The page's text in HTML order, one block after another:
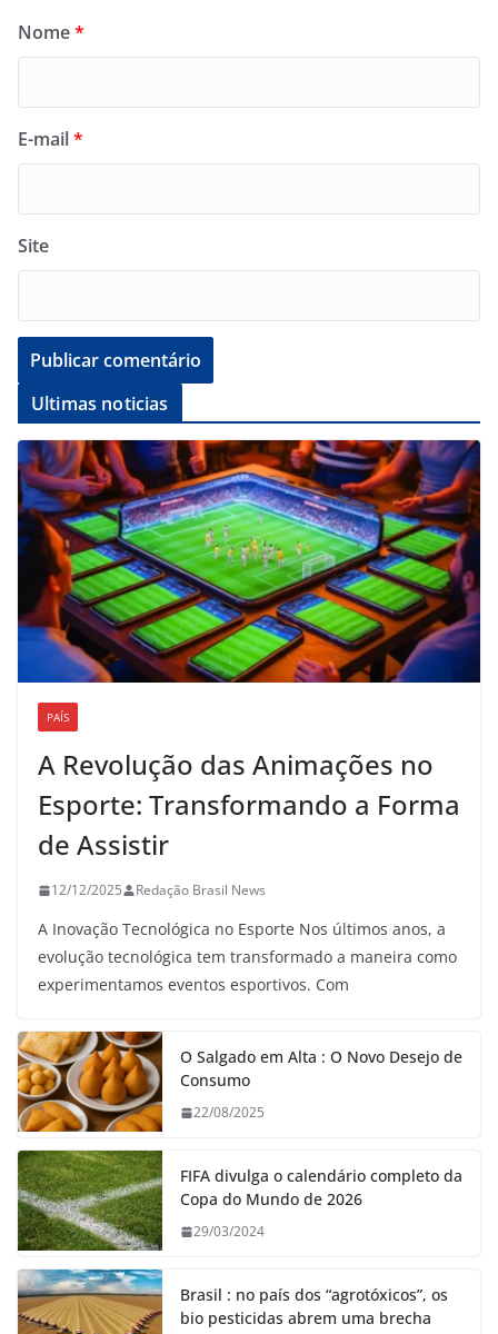
Nome*
E-mail*
Site
Ultimas noticias
PAÍS
A Revolução das Animações no
Esporte: Transformando a Forma
de Assistir
12/12/2025 Redação Brasil News
A Inovação Tecnológica no Esporte Nos últimos anos, a
evolução tecnológica tem transformado a maneira como
experimentamos eventos esportivos. Com
O Salgado em Alta : O Novo Desejo de
Consumo
22/08/2025
FIFA divulga o calendário completo da
Copa do Mundo de 2026
29/03/2024
Brasil : no país dos “agrotóxicos”, os
bio pesticidas abrem uma brecha